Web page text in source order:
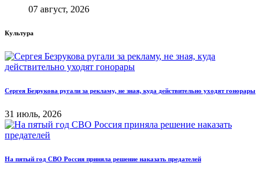
07 август, 2026
Культура
Сергея Безрукова ругали за рекламу, не зная, куда действительно уходят гонорары
31 июль, 2026
На пятый год СВО Россия приняла решение наказать предателей